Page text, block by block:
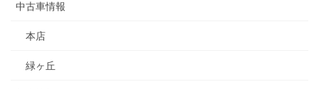
中古車情報
本店
緑ヶ丘